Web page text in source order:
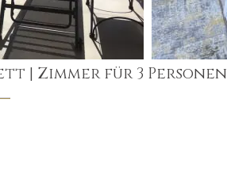
| Zimmer für 3 Personen